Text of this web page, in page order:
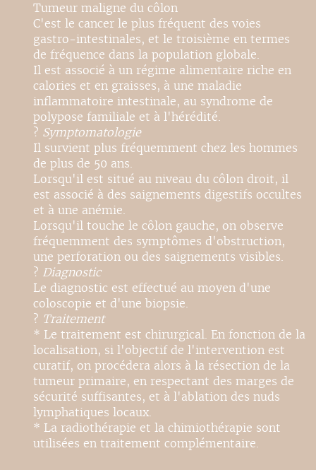
Tumeur maligne du côlon
C'est le cancer le plus fréquent des voies
gastro-intestinales, et le troisième en termes
de fréquence dans la population globale.
Il est associé à un régime alimentaire riche en
calories et en graisses, à une maladie
inflammatoire intestinale, au syndrome de
polypose familiale et à l'hérédité.
? Symptomatologie
Il survient plus fréquemment chez les hommes
de plus de 50 ans.
Lorsqu'il est situé au niveau du côlon droit, il
est associé à des saignements digestifs occultes
et à une anémie.
Lorsqu'il touche le côlon gauche, on observe
fréquemment des symptômes d'obstruction,
une perforation ou des saignements visibles.
? Diagnostic
Le diagnostic est effectué au moyen d'une
coloscopie et d'une biopsie.
? Traitement
* Le traitement est chirurgical. En fonction de la
localisation, si l'objectif de l'intervention est
curatif, on procédera alors à la résection de la
tumeur primaire, en respectant des marges de
sécurité suffisantes, et à l'ablation des nuds
lymphatiques locaux.
* La radiothérapie et la chimiothérapie sont
utilisées en traitement complémentaire.